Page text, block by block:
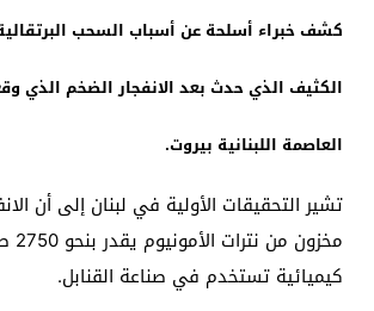
كشف خبراء أسلحة عن أسباب السحب
الكثيف الذي حدث بعد الانفجار الضخم الذي
العاصمة اللبنانية بيروت.
تشير التحقيقات الأولية في لبنان إلى أن
كيميائية تستخدم في صناعة القنابل.